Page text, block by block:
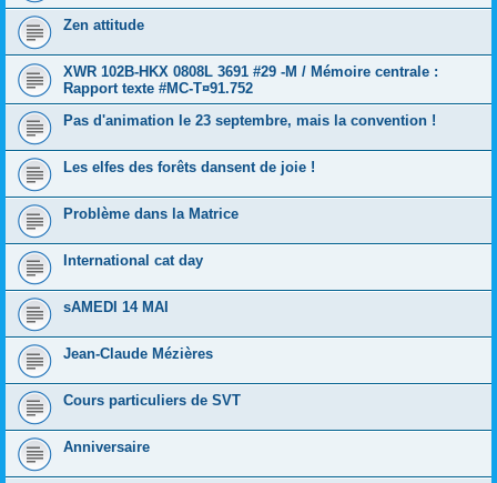
Zen attitude
XWR 102B-HKX 0808L 3691 #29 -M / Mémoire centrale :
Rapport texte #MC-T¤91.752
Pas d'animation le 23 septembre, mais la convention !
Les elfes des forêts dansent de joie !
Problème dans la Matrice
International cat day
sAMEDI 14 MAI
Jean-Claude Mézières
Cours particuliers de SVT
Anniversaire